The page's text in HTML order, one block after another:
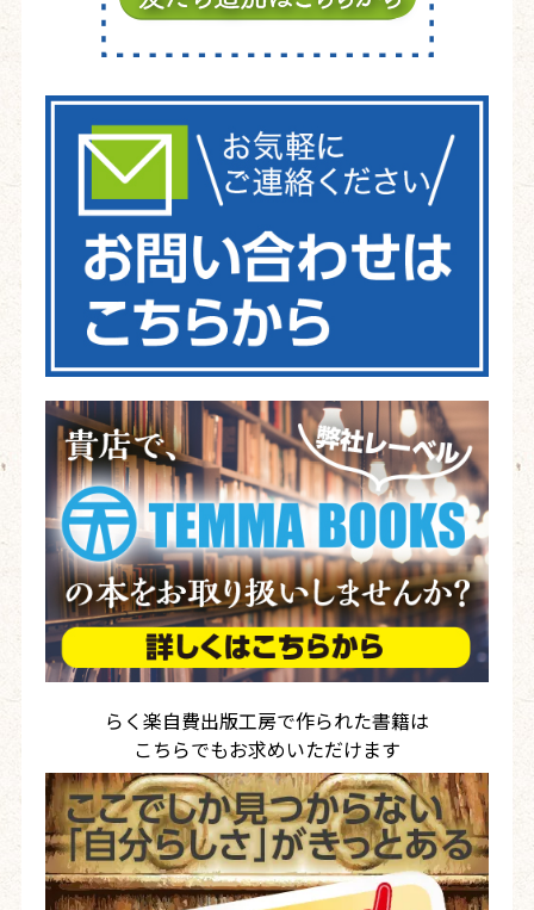
らく楽自費出版工房で作られた書籍は
こちらでもお求めいただけます